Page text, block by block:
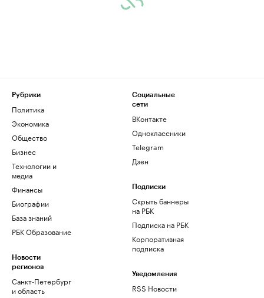
Рубрики
Политика
Экономика
Общество
Бизнес
Технологии и
медиа
Финансы
Биографии
База знаний
РБК Образование
Новости
регионов
Санкт-Петербург
и область
Социальные
сети
ВКонтакте
Одноклассники
Telegram
Дзен
Подписки
Скрыть баннеры
на РБК
Подписка на РБК
Корпоративная
подписка
Уведомления
RSS Новости